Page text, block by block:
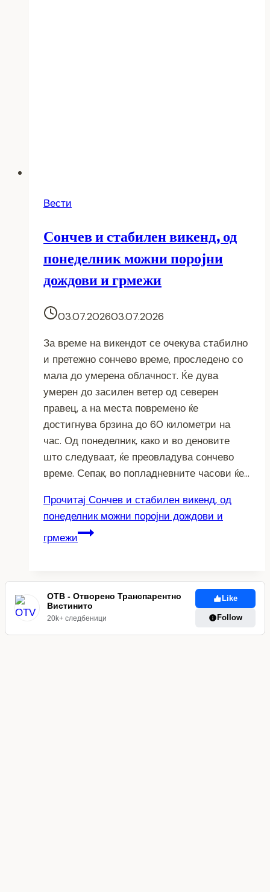
Вести
Сончев и стабилен викенд, од
понеделник можни поројни
дождови и грмежи
03.07.202603.07.2026
За време на викендот се очекува стабилно
и претежно сончево време, проследено со
мала до умерена облачност. Ќе дува
умерен до засилен ветер од северен
правец, а на места повремено ќе
достигнува брзина до 60 километри на
час. Од понеделник, како и во деновите
што следуваат, ќе преовладува сончево
време. Сепак, во попладневните часови ќе…
Прочитај Сончев и стабилен викенд, од
понеделник можни поројни дождови и
грмежи
ОТВ - Отворено Транспарентно
Вистинито
20k+ следбеници
Like
Follow